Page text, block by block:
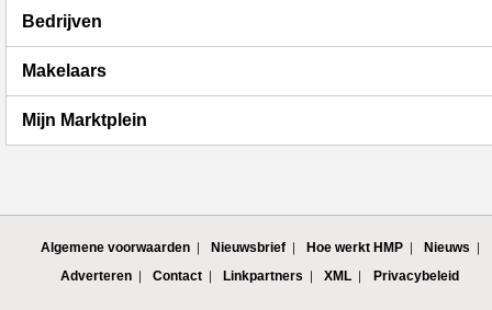
Bedrijven
Makelaars
Mijn Marktplein
Algemene voorwaarden Nieuwsbrief Hoe werkt HMP
Nieuws
Adverteren
Contact Linkpartners XML Privacybeleid